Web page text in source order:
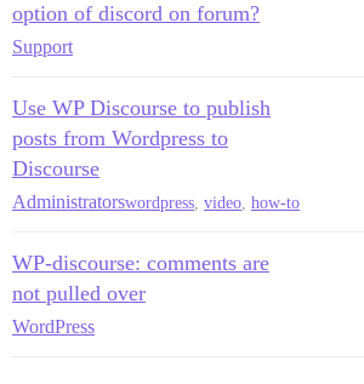
option of discord on forum?
Support
Use WP Discourse to publish
posts from Wordpress to
Discourse
Administratorswordpress video how-to
WP-discourse: comments are
not pulled over
WordPress